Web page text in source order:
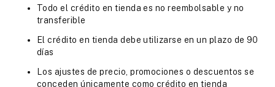
Todo el crédito en tienda es no reembolsable y no
transferible
El crédito en tienda debe utilizarse en un plazo de 90
días
Los ajustes de precio, promociones o descuentos se
conceden únicamente como crédito en tienda